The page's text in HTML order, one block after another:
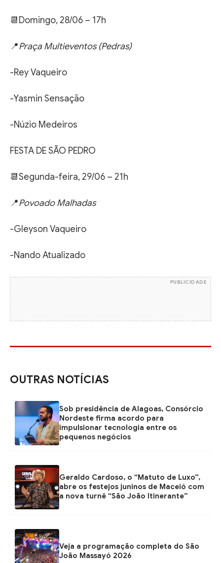
📆Domingo, 28/06 – 17h
📍Praça Multieventos (Pedras)
-Rey Vaqueiro
-Yasmin Sensação
-Núzio Medeiros
FESTA DE SÃO PEDRO
📆Segunda-feira, 29/06 – 21h
📍Povoado Malhadas
-Gleyson Vaqueiro
-Nando Atualizado
PUBLICIDADE
OUTRAS NOTÍCIAS
Sob presidência de Alagoas, Consórcio
Nordeste firma acordo para
impulsionar tecnologia entre os
pequenos negócios
Geraldo Cardoso, o “Matuto de Luxo”,
abre os festejos juninos de Maceió com
a nova turnê “São João Itinerante”
Veja a programação completa do São
João Massayó 2026